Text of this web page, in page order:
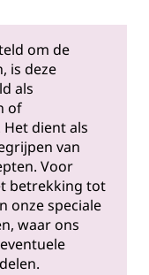
om de
is deze
als
of
dient als
van
Voor
betrekking tot
onze speciale
waar ons